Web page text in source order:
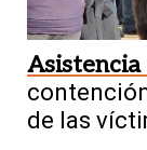
de las